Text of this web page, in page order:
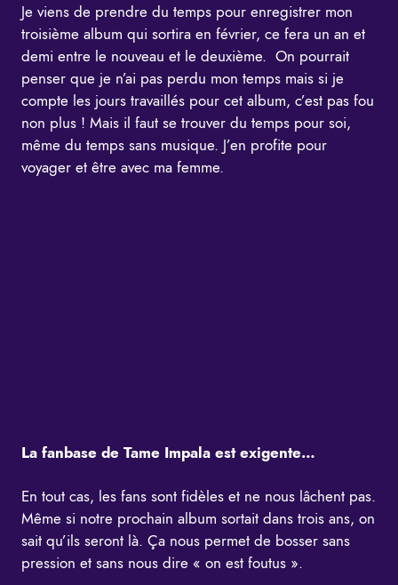
Je viens de prendre du temps pour enregistrer mon
troisième album qui sortira en février, ce fera un an et
demi entre le nouveau et le deuxième. On pourrait
penser que je n’ai pas perdu mon temps mais si je
compte les jours travaillés pour cet album, c’est pas fou
non plus ! Mais il faut se trouver du temps pour soi,
même du temps sans musique. J’en profite pour
voyager et être avec ma femme.
La fanbase de Tame Impala est exigente…
En tout cas, les fans sont fidèles et ne nous lâchent pas.
Même si notre prochain album sortait dans trois ans, on
sait qu’ils seront là. Ça nous permet de bosser sans
pression et sans nous dire « on est foutus ».